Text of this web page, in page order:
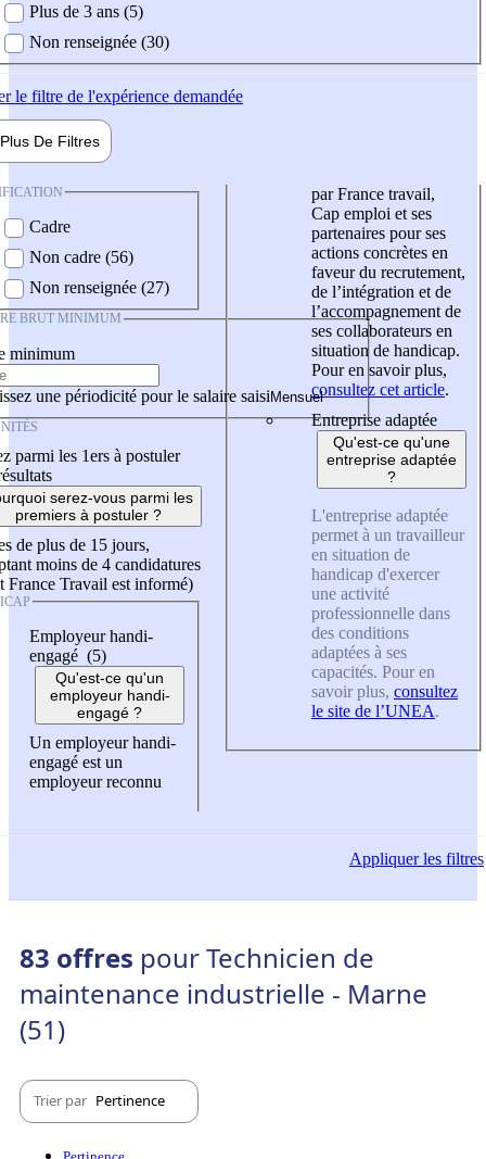
Plus de 3 ans (5)
Non renseignée (30)
le filtre de l'expérience demandée
Plus De Filtres
Cadre
Non cadre (56)
Non renseignée (27)
BRUT MINIMUM
minimum
une périodicité pour le salaire saisi
parmi les 1ers à postuler
serez-vous parmi les
premiers à postuler ?
de plus de 15 jours,
moins de 4 candidatures
France Travail est informé)
Employeur handi-
engagé (5)
Qu'est-ce qu'un
employeur handi-
engagé ?
Un employeur handi-
engagé est un
employeur reconnu
par France travail,
Cap emploi et ses
partenaires pour ses
actions concrètes en
faveur du recrutement,
de l’intégration et de
l’accompagnement de
ses collaborateurs en
situation de handicap.
Pour en savoir plus,
consultez cet article.
Entreprise adaptée
Qu'est-ce qu'une
entreprise adaptée
?
L'entreprise adaptée
permet à un travailleur
en situation de
handicap d'exercer
une activité
professionnelle dans
des conditions
adaptées à ses
capacités. Pour en
savoir plus, consultez
le site de l’UNEA.
Appliquerles filtres
83 offres pour Technicien de
maintenance industrielle - Marne
(51)
Trier par Pertinence